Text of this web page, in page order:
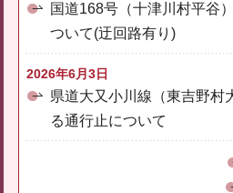
国道168号（十津川村平谷
ついて(迂回路有り)
2026年6月3日
県道大又小川線（東吉野村
る通行止について